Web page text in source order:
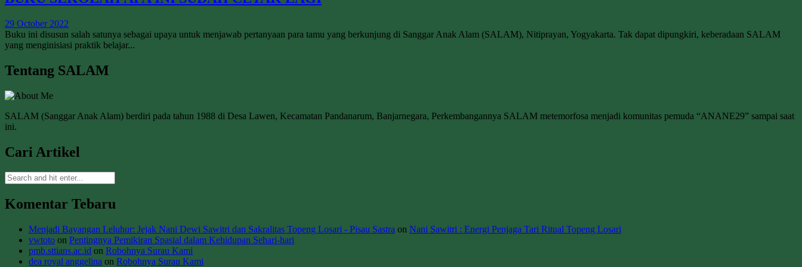
29 October 2022
Buku ini disusun salah satunya sebagai upaya untuk menjawab pertanyaan para tamu yang berkunjung di Sanggar Anak Alam (SALAM), Nitiprayan, Yogyakarta. Tak dapat dipungkiri, keberadaan SALAM
yang menginisiasi praktik belajar...
Tentang SALAM
SALAM (Sanggar Anak Alam) berdiri pada tahun 1988 di Desa Lawen, Kecamatan Pandanarum, Banjarnegara, Perkembangannya SALAM metemorfosa menjadi komunitas pemuda “ANANE29” sampai saat
ini.
Cari Artikel
Komentar Tebaru
Menjadi Bayangan Leluhur: Jejak Nani Dewi Sawitri dan Sakralitas Topeng Losari - Pisau Sastra on Nani Sawitri : Energi Penjaga Tari Ritual Topeng Losari
vwtoto on Pentingnya Pemikiran Spasial dalam Kehidupan Sehari-hari
pmb.sttians.ac.id on Robohnya Surau Kami
dea royal anggelina on Robohnya Surau Kami